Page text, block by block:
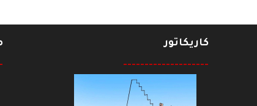
كاريكاتور
--------------------